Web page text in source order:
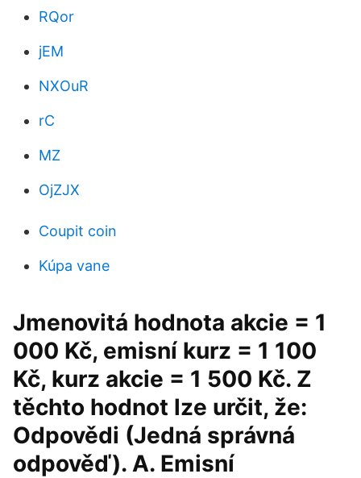
RQor
jEM
NXOuR
rC
MZ
OjZJX
Coupit coin
Kúpa vane
Jmenovitá hodnota akcie = 1
000 Kč, emisní kurz = 1 100
Kč, kurz akcie = 1 500 Kč. Z
těchto hodnot lze určit, že:
Odpovědi (Jedná správná
odpověď). A. Emisní